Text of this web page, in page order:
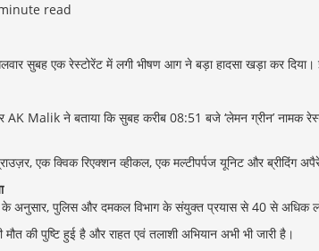
read
सुबह एक रेस्टोरेंट में लगी भीषण आग ने बड़ा हादसा खड़ा कर
AK Malik ने बताया कि सुबह करीब 08:51 बजे ‘लेमन ग्रीन’ नामक
एक क्विक रिएक्शन व्हीकल, एक मल्टीपर्पज यूनिट और ब्रीदिंग
अनुसार, पुलिस और दमकल विभाग के संयुक्त प्रयास से 40 से अधिक
की पुष्टि हुई है और राहत एवं तलाशी अभियान अभी भी जारी है।